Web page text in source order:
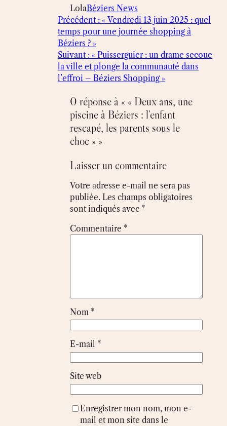
LolaBéziers News
Précédent : « Vendredi 13 juin 2025 : quel
temps pour une journée shopping à
Béziers ? »
Suivant : « Puisserguier : un drame secoue
la ville et plonge la communauté dans
l’effroi – Béziers Shopping »
0 réponse à « « Deux ans, une
piscine à Béziers : l’enfant
rescapé, les parents sous le
choc » »
Laisser un commentaire
Votre adresse e-mail ne sera pas
publiée. Les champs obligatoires
sont indiqués avec *
Commentaire *
Nom *
E-mail *
Site web
Enregistrer mon nom, mon e-
mail et mon site dans le